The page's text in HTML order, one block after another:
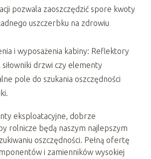
pozwala zaoszczędzić spore kwoty
uszczerbku na zdrowiu
i wyposażenia kabiny: Reflektory
drzwi czy elementy
pole do szukania oszczędności
eksploatacyjne, dobrze
rolnicze będą naszym najlepszym
oszczędności. Pełną ofertę
i zamienników wysokiej